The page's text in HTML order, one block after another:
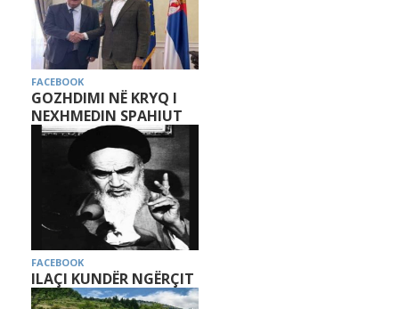
FACEBOOK
GOZHDIMI NË KRYQ I
NEXHMEDIN SPAHIUT
FACEBOOK
ILAÇI KUNDËR NGËRÇIT